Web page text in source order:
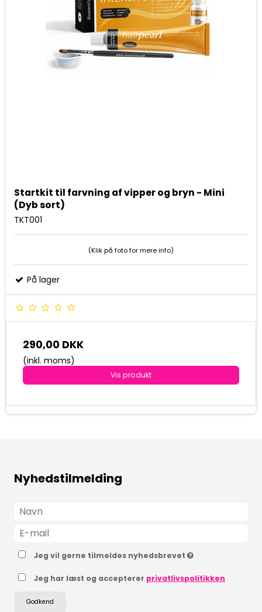
Startkit til farvning af vipper og bryn - Mini
(Dyb sort)
TKT001
(Klik på foto for mere info)
På lager
290,00 DKK
(inkl. moms)
Vis produkt
Nyhedstilmelding
Jeg vil gerne tilmeldes nyhedsbrevet
Jeg har læst og accepterer privatlivspolitikken
Godkend